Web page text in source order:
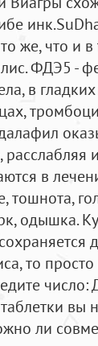
же, что и
ФДЭ5 -
в
в
тошнота,
одышка.
то
число:
вы
ли